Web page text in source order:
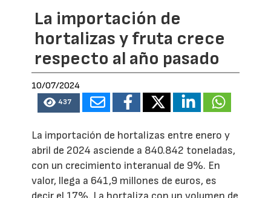
La importación de
hortalizas y fruta crece
respecto al año pasado
10/07/2024
437
La importación de hortalizas entre enero y
abril de 2024 asciende a 840.842 toneladas,
con un crecimiento interanual de 9%. En
valor, llega a 641,9 millones de euros, es